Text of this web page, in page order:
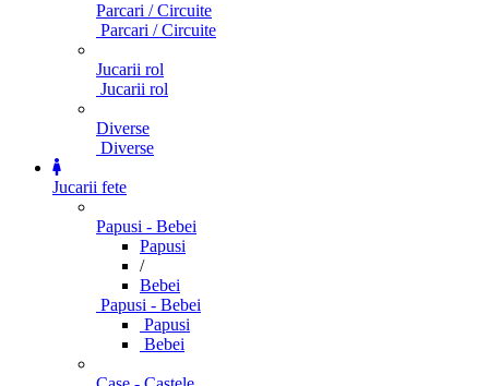
Parcari / Circuite
Parcari / Circuite
Jucarii rol
Jucarii rol
Diverse
Diverse
Jucarii fete
Papusi - Bebei
Papusi
/
Bebei
Papusi - Bebei
Papusi
Bebei